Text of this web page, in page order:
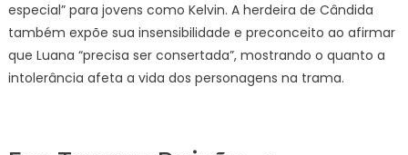
especial” para jovens como Kelvin. A herdeira de Cândida
também expõe sua insensibilidade e preconceito ao afirmar
que Luana “precisa ser consertada”, mostrando o quanto a
intolerância afeta a vida dos personagens na trama.